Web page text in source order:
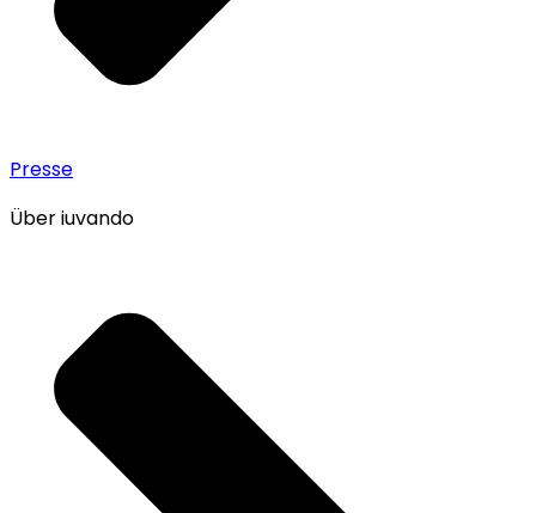
Presse
Über iuvando